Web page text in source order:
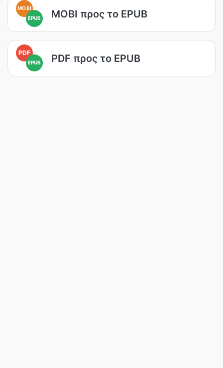
MOBI
EPUB
MOBI προς το EPUB
PDF
EPUB PDF προς το EPUB